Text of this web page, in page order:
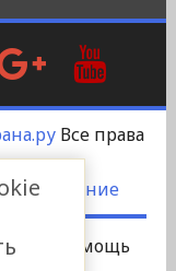
Google
Plus
Все права
соглашение
Помощь